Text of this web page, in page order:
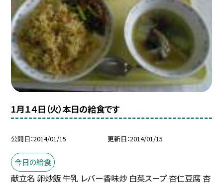
1月１４日（火）本日の給食です
公開日 2014/01/15 更新日 2014/01/15
今日の給食
献立名 卵炒飯 牛乳 レバー香味炒 白菜スープ 杏仁豆腐 杏